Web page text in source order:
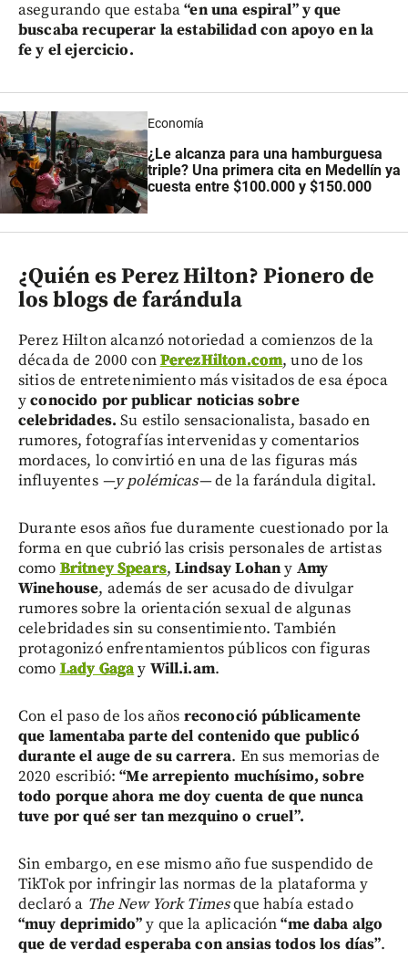
asegurando que estaba“en una espiral” y que
buscaba recuperar la estabilidad con apoyo en la
fe y el ejercicio.
Economía
¿Le alcanza para una hamburguesa
triple? Una primera cita en Medellín ya
cuesta entre $100.000 y $150.000
¿Quién es Perez Hilton? Pionero de
los blogs de farándula
Perez Hilton alcanzó notoriedad a comienzos de la
década de 2000 conPerezHilton.com, uno de los
sitios de entretenimiento más visitados de esa época
yconocido por publicar noticias sobre
celebridades.Su estilo sensacionalista, basado en
rumores, fotografías intervenidas y comentarios
mordaces, lo convirtió en una de las figuras más
influyentes —y polémicas—de la farándula digital.
Durante esos años fue duramente cuestionado por la
forma en que cubrió las crisis personales de artistas
como Britney Spears,Lindsay Lohany Amy
Winehouse, además de ser acusado de divulgar
rumores sobre la orientación sexual de algunas
celebridades sin su consentimiento. También
protagonizó enfrentamientos públicos con figuras
como Lady Gagay Will.i.am.
Con el paso de los años reconoció públicamente
que lamentaba parte del contenido que publicó
durante el auge de su carrera. En sus memorias de
2020 escribió:“Me arrepiento muchísimo, sobre
todo porque ahora me doy cuenta de que nunca
tuve por qué ser tan mezquino o cruel”.
Sin embargo, en ese mismo año fue suspendido de
TikTok por infringir las normas de la plataforma y
declaró a The New York Timesque había estado
“muy deprimido”y que la aplicación“me daba algo
que de verdad esperaba con ansias todos los días”.